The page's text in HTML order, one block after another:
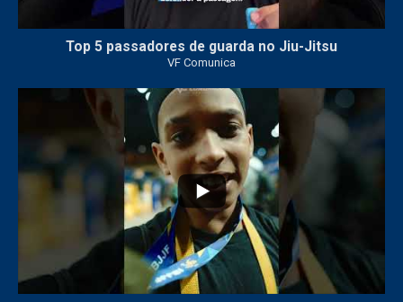
Top 5 passadores de guarda no Jiu-Jitsu
VF Comunica